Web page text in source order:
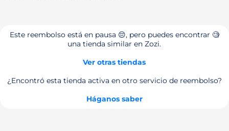
Este reembolso está en pausa 😔, pero puedes encontrar 🧐
una tienda similar en Zozi.
Ver otras tiendas
¿Encontró esta tienda activa en otro servicio de reembolso?
Háganos saber